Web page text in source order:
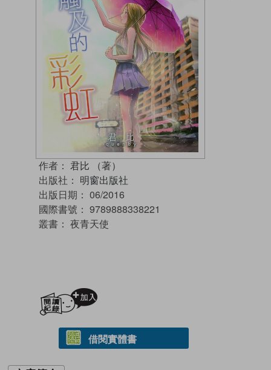
作者： 君比 （著）
出版社： 明窗出版社
出版日期： 06/2016
國際書號： 9789888338221
叢書： 夜青天使
借閱實體書